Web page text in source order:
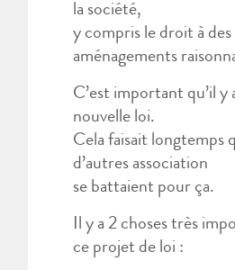
la société,
y compris le droit à des
aménagements
C’est important qu’il y
nouvelle loi.
Cela faisait longtemps
d’autres association
se battaient pour ça.
Il y a 2 choses très
ce projet de loi :